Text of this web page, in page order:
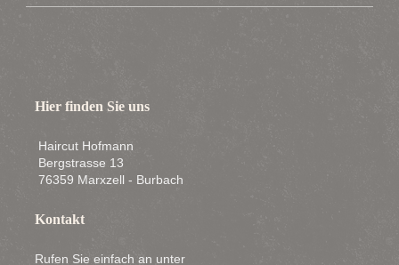
Hier finden Sie uns
Haircut Hofmann
Bergstrasse 13
76359 Marxzell - Burbach
Kontakt
Rufen Sie einfach an unter